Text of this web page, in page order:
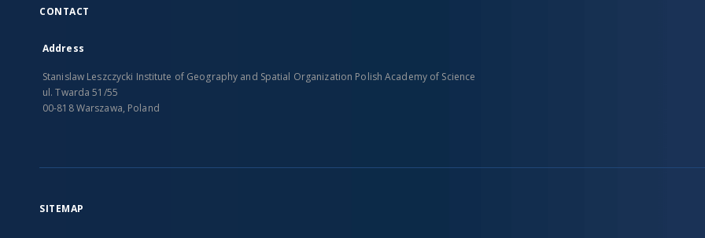
CONTACT
Address
Stanislaw Leszczycki Institute of Geography and Spatial Organization Polish Academy of Science
ul. Twarda 51/55
00-818 Warszawa, Poland
SITEMAP